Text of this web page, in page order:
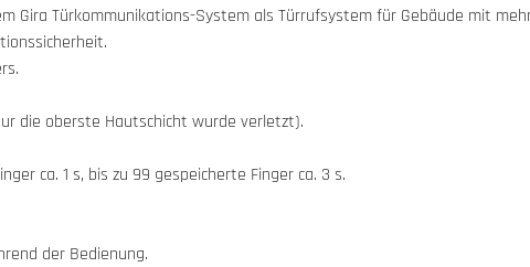
Türkommunikations-System als Türrufsystem für Gebäude mit
die oberste Hautschicht wurde verletzt).
ca. 1 s, bis zu 99 gespeicherte Finger ca. 3 s.
der Bedienung.